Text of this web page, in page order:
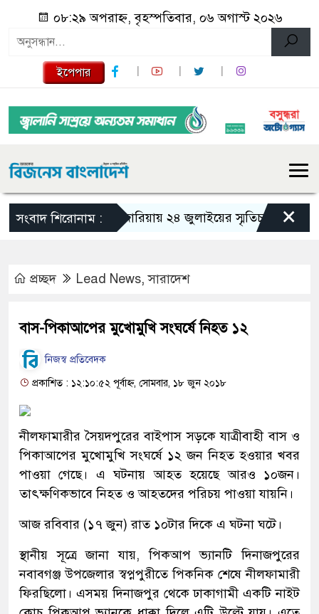
০৮:২৯ অপরাহ্ন, বৃহস্পতিবার, ০৬ অগাস্ট ২০২৬
ইপেপার
সংবাদ শিরোনাম :গজারিয়ায় ২৪ জুলাইয়ের স্মৃতিচারণ: গুমের
×
প্রচ্ছদ Lead News,সারাদেশ
বাস-পিকাআপের মুখোমুখি সংঘর্ষে নিহত ১২
নিজস্ব প্রতিবেদক
প্রকাশিত : ১২:১০:৫২ পূর্বাহ্ন, সোমবার, ১৮ জুন ২০১৮
নীলফামারীর সৈয়দপুরের বাইপাস সড়কে যাত্রীবাহী বাস ও
পিকাআপের মুখোমুখি সংঘর্ষে ১২ জন নিহত হওয়ার খবর
পাওয়া গেছে। এ ঘটনায় আহত হয়েছে আরও ১০জন।
তাৎক্ষণিকভাবে নিহত ও আহতদের পরিচয় পাওয়া যায়নি।
আজ রবিবার (১৭ জুন) রাত ১০টার দিকে এ ঘটনা ঘটে।
স্থানীয় সূত্রে জানা যায়, পিকআপ ভ্যানটি দিনাজপুরের
নবাবগঞ্জ উপজেলার স্বপ্নপুরীতে পিকনিক শেষে নীলফামারী
ফিরছিলো। এসময় দিনাজপুর থেকে ঢাকাগামী একটি নাইট